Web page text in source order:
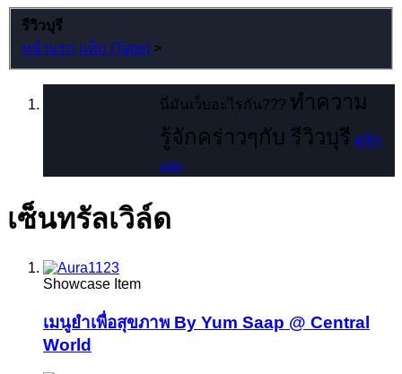
รีวิวบุรี
หน้าแรก แท็ก (Tags) >
นี่มันเว็บอะไรกัน??? ทำความ
รู้จักคร่าวๆกับ รีวิวบุรี คลิก
เลย
เซ็นทรัลเวิล์ด
Showcase Item
เมนูยำเพื่อสุขภาพ By Yum Saap @ Central
World